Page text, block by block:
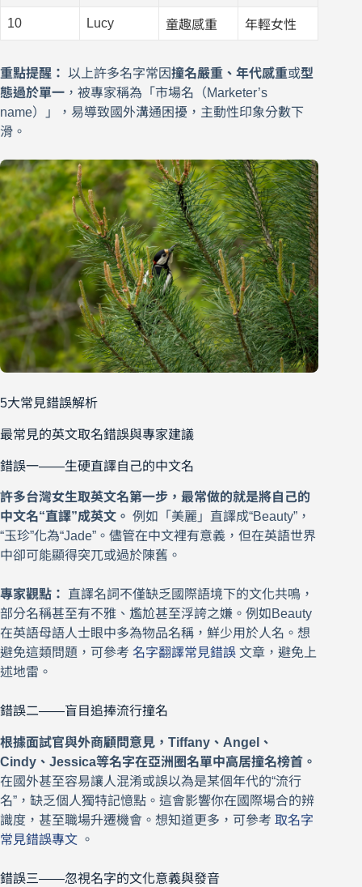
10 Lucy 童趣感重 年輕女性
重點提醒： 以上許多名字常因撞名嚴重、年代感重或型
態過於單一 ，被專家稱為「市場名（Marketer’s
name）」，易導致國外溝通困擾，主動性印象分數下
滑。
5大常見錯誤解析
最常見的英文取名錯誤與專家建議
錯誤一——生硬直譯自己的中文名
許多台灣女生取英文名第一步，最常做的就是將自己的
中文名“直譯”成英文。 例如「美麗」直譯成“Beauty”，
“玉珍”化為“Jade”。儘管在中文裡有意義，但在英語世界
中卻可能顯得突兀或過於陳舊。
專家觀點：
直譯名詞不僅缺乏國際語境下的文化共鳴，
部分名稱甚至有不雅、尷尬甚至浮誇之嫌。例如Beauty
在英語母語人士眼中多為物品名稱，鮮少用於人名。想
避免這類問題，可參考 名字翻譯常見錯誤 文章，避免上
述地雷。
錯誤二——盲目追捧流行撞名
根據面試官與外商顧問意見，Tiffany、Angel、
Cindy、Jessica等名字在亞洲圈名單中高居撞名榜首。
在國外甚至容易讓人混淆或誤以為是某個年代的“流行
名”，缺乏個人獨特記憶點。這會影響你在國際場合的辨
識度，甚至職場升遷機會。想知道更多，可參考 取名字
常見錯誤專文 。
錯誤三——忽視名字的文化意義與發音